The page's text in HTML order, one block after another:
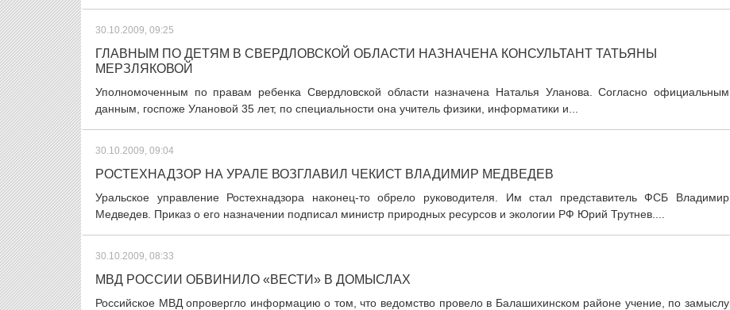
30.10.2009, 09:25
ГЛАВНЫМ ПО ДЕТЯМ В СВЕРДЛОВСКОЙ ОБЛАСТИ НАЗНАЧЕНА КОНСУЛЬТАНТ ТАТЬЯНЫ
МЕРЗЛЯКОВОЙ
Уполномоченным по правам ребенка Свердловской области назначена Наталья Уланова. Согласно официальным
данным, госпоже Улановой 35 лет, по специальности она учитель физики, информатики и...
30.10.2009, 09:04
РОСТЕХНАДЗОР НА УРАЛЕ ВОЗГЛАВИЛ ЧЕКИСТ ВЛАДИМИР МЕДВЕДЕВ
Уральское управление Ростехнадзора наконец-то обрело руководителя. Им стал представитель ФСБ Владимир
Медведев. Приказ о его назначении подписал министр природных ресурсов и экологии РФ Юрий Трутнев....
30.10.2009, 08:33
МВД РОССИИ ОБВИНИЛО «ВЕСТИ» В ДОМЫСЛАХ
Российское МВД опровергло информацию о том, что ведомство провело в Балашихинском районе учение, по замыслу